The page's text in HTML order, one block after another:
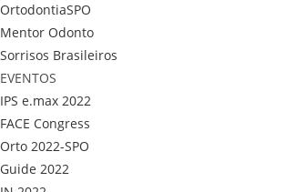
OrtodontiaSPO
Mentor Odonto
Sorrisos Brasileiros
EVENTOS
IPS e.max 2022
FACE Congress
Orto 2022-SPO
Guide 2022